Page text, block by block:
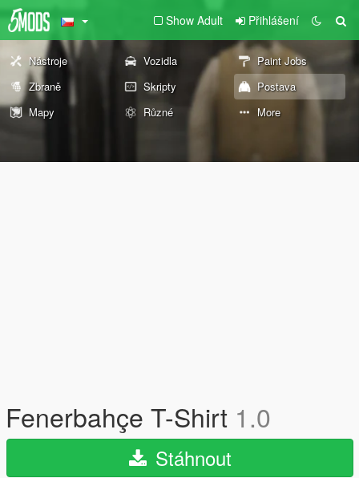
Show Adult Přihlášení
Nástroje Vozidla
Paint Jobs
Zbraně
Skripty
Postava
Mapy
Různé More
Fenerbahçe T-Shirt 1.0
Stáhnout